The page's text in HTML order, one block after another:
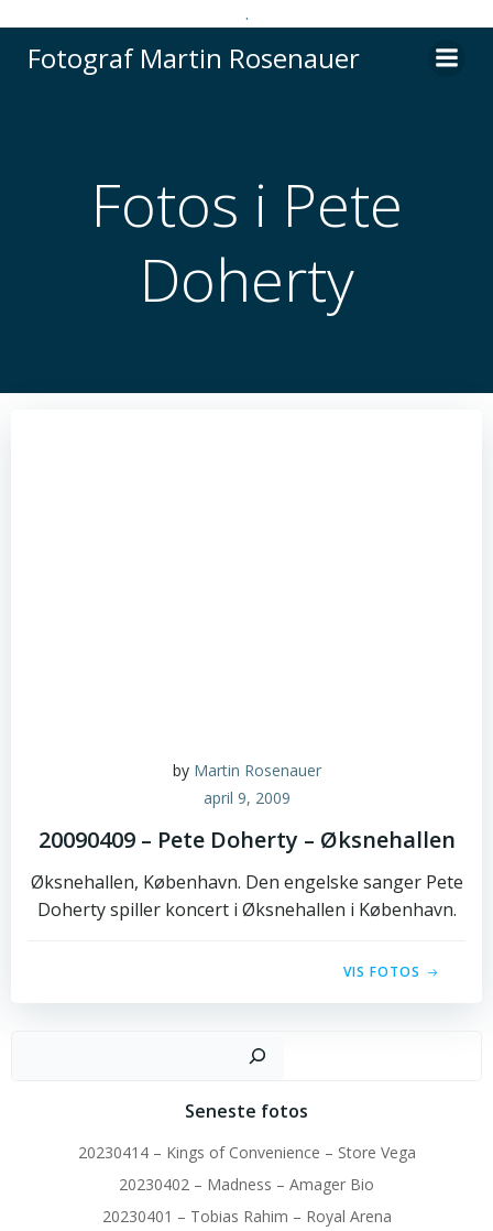
.
til
Fotograf Martin Rosenauer
Fotos i Pete
Doherty
by Martin Rosenauer
april 9, 2009
20090409 – Pete Doherty – Øksnehallen
Øksnehallen, København. Den engelske sanger Pete
Doherty spiller koncert i Øksnehallen i København.
VIS FOTOS
Seneste fotos
20230414 – Kings of Convenience – Store Vega
20230402 – Madness – Amager Bio
20230401 – Tobias Rahim – Royal Arena